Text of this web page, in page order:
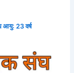
23 वर्ष